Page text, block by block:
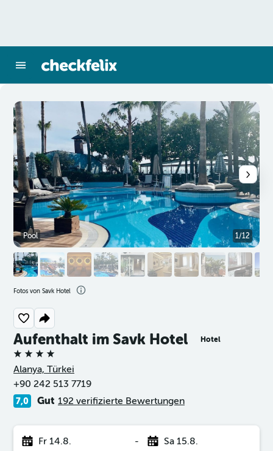
Aufenthalt im Savk Hotel Hotel
4 Sterne
Alanya, Türkei
+90 242 513 7719
7,0 Gut 192 verifizierte Bewertungen
Fr 14.8. - Sa 15.8.
Pool 1/12
Fotos von Savk Hotel